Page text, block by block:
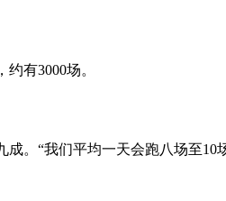
有3000场。
。“我们平均一天会跑八场至10